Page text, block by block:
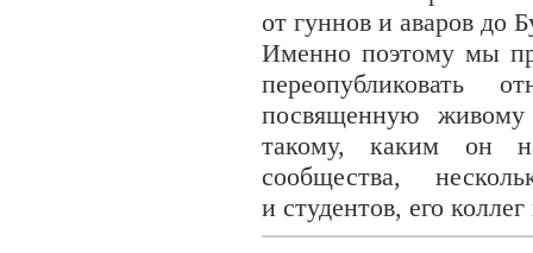
от гуннов и аваров до
Именно поэтому мы
переопубликовать
посвященную
такому, каким он
сообщества,
и студентов, его